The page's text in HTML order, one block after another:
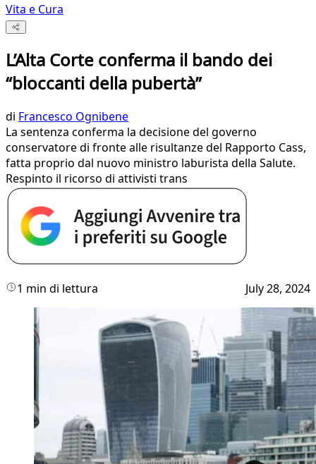
Vita e Cura
L’Alta Corte conferma il bando dei
“bloccanti della pubertà”
di Francesco Ognibene
La sentenza conferma la decisione del governo
conservatore di fronte alle risultanze del Rapporto Cass,
fatta proprio dal nuovo ministro laburista della Salute.
Respinto il ricorso di attivisti trans
1 min di lettura July 28, 2024